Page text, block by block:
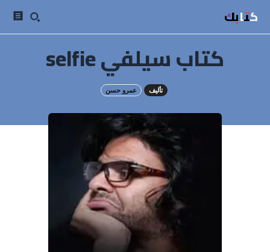
كتابك
كتاب سيلفي selfie
تأليف عمرو حسن